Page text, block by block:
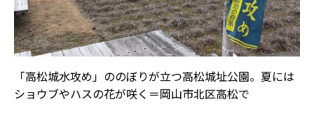
「高松城水攻め」ののぼりが立つ高松城址公園。夏には
ショウブやハスの花が咲く＝岡山市北区高松で